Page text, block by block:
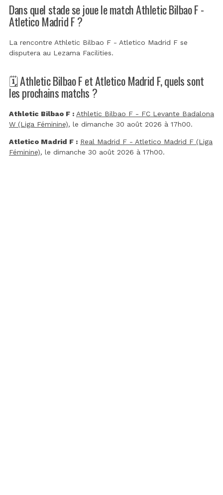
Dans quel stade se joue le match Athletic Bilbao F -
Atletico Madrid F ?
La rencontre Athletic Bilbao F - Atletico Madrid F se
disputera au Lezama Facilities.
🗓️ Athletic Bilbao F et Atletico Madrid F, quels sont
les prochains matchs ?
Athletic Bilbao F : Athletic Bilbao F - FC Levante Badalona
W (Liga Féminine), le dimanche 30 août 2026 à 17h00.
Atletico Madrid F : Real Madrid F - Atletico Madrid F (Liga
Féminine), le dimanche 30 août 2026 à 17h00.